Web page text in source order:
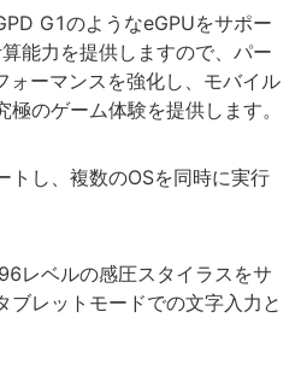
G1のようなeGPUをサポー
能力を提供しますので、パー
ォーマンスを強化し、モバイル
のゲーム体験を提供します。
トし、複数のOSを同時に実行
レベルの感圧スタイラスをサ
ブレットモードでの文字入力と